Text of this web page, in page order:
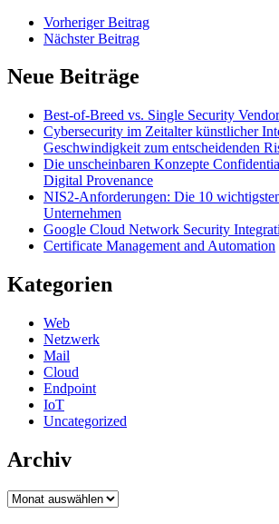
Vorheriger Beitrag
Nächster Beitrag
Neue Beiträge
Best-of-Breed vs. Single Security
Cybersecurity im Zeitalter künstlicher
Geschwindigkeit zum entscheidenden
Die unscheinbaren Konzepte
Digital Provenance
NIS2-Anforderungen: Die 10
Unternehmen
Google Cloud Network Security
Certificate Management and Automation
Kategorien
Web
Netzwerk
Mail
Cloud
Endpoint
IoT
Uncategorized
Archiv
Archiv